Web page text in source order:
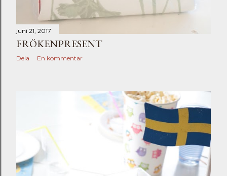
juni 21, 2017
FRÖKENPRESENT
Dela En kommentar